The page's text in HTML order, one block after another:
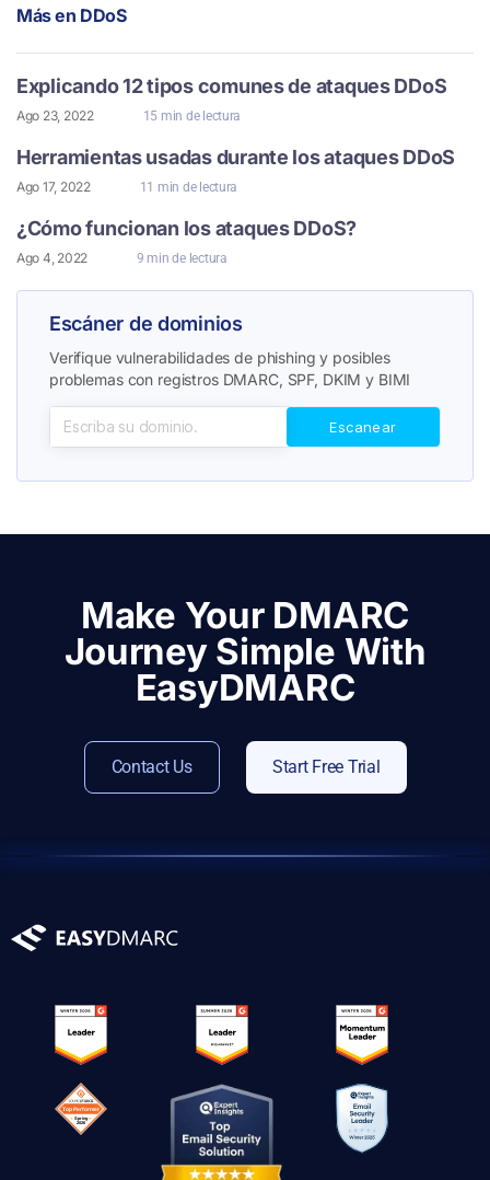
Más en DDoS
Explicando 12 tipos comunes de ataques DDoS
Ago 23, 2022 15 min de lectura
Herramientas usadas durante los ataques DDoS
Ago 17, 2022 11 min de lectura
¿Cómo funcionan los ataques DDoS?
Ago 4, 2022 9 min de lectura
Escáner de dominios
Verifique vulnerabilidades de phishing y posibles
problemas con registros DMARC, SPF, DKIM y BIMI
Make Your DMARC
Journey Simple With
EasyDMARC
Contact Us Start Free Trial